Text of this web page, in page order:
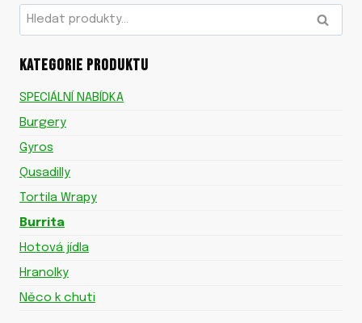
Hledat: HLEDAT
KATEGORIE PRODUKTU
SPECIÁLNÍ NABÍDKA
Burgery
Gyros
Qusadilly
Tortila Wrapy
Burrita
Hotová jídla
Hranolky
Něco k chuti